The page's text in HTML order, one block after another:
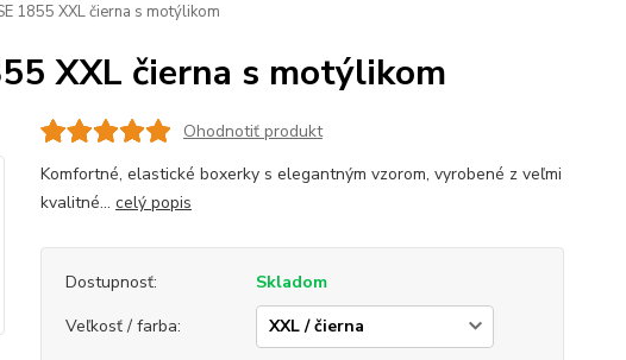
1855 XXL čierna s motýlikom
XXL čierna s motýlikom
Ohodnotiť produkt
Komfortné, elastické boxerky s elegantným vzorom, vyrobené z veľmi
kvalitné... celý popis
Dostupnosť:
Skladom
Veľkosť / farba: